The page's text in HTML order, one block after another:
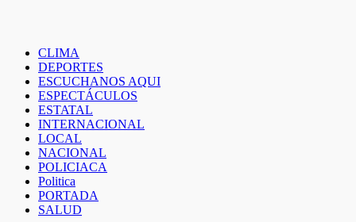
CLIMA
DEPORTES
ESCUCHANOS AQUI
ESPECTÁCULOS
ESTATAL
INTERNACIONAL
LOCAL
NACIONAL
POLICIACA
Politica
PORTADA
SALUD